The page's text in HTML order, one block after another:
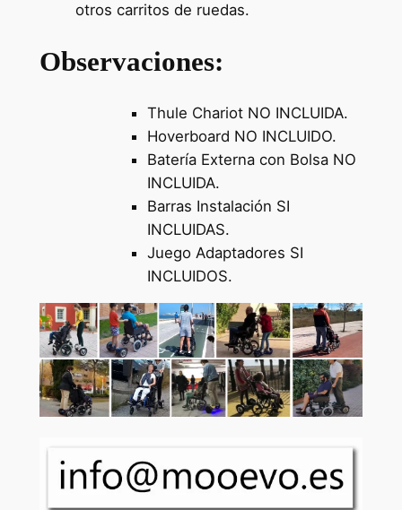
otros carritos de ruedas.
Observaciones:
Thule Chariot NO INCLUIDA.
Hoverboard NO INCLUIDO.
Batería Externa con Bolsa NO
INCLUIDA.
Barras Instalación SI
INCLUIDAS.
Juego Adaptadores SI
INCLUIDOS.